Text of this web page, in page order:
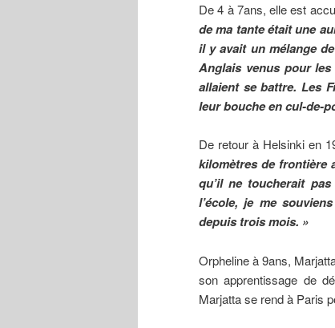
De 4 à 7ans, elle est
de ma tante était une
il y avait un mélange
Anglais venus pour
allaient se battre. Les
leur bouche en cul-de-
De retour à Helsinki en
kilomètres de frontière
qu’il ne toucherait
l’école, je me
depuis trois mois. »
Orpheline à 9ans,
son apprentissage de
Marjatta se rend à Paris